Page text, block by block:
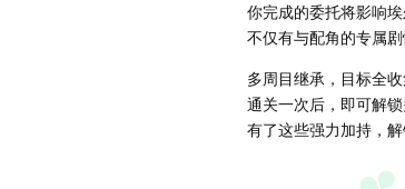
你完成的委托将影响
不仅有与配角的专属
多周目继承，目标全收
通关一次后，即可解
有了这些强力加持，